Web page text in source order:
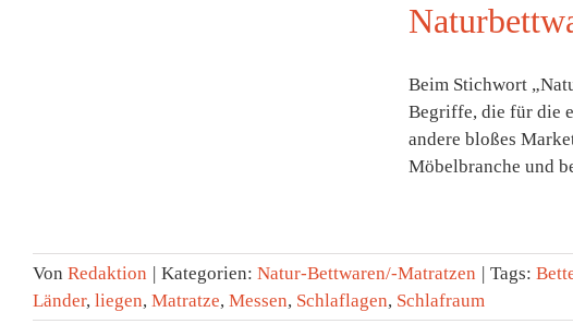
Beim Stichwort
Begriffe, die für die
andere bloßes
Möbelbranche und
Von Redaktion Kategorien: Natur-Bettwaren/-Matratzen Tags:
Länder, liegen, Matratze, Messen, Schlaflagen, Schlafraum